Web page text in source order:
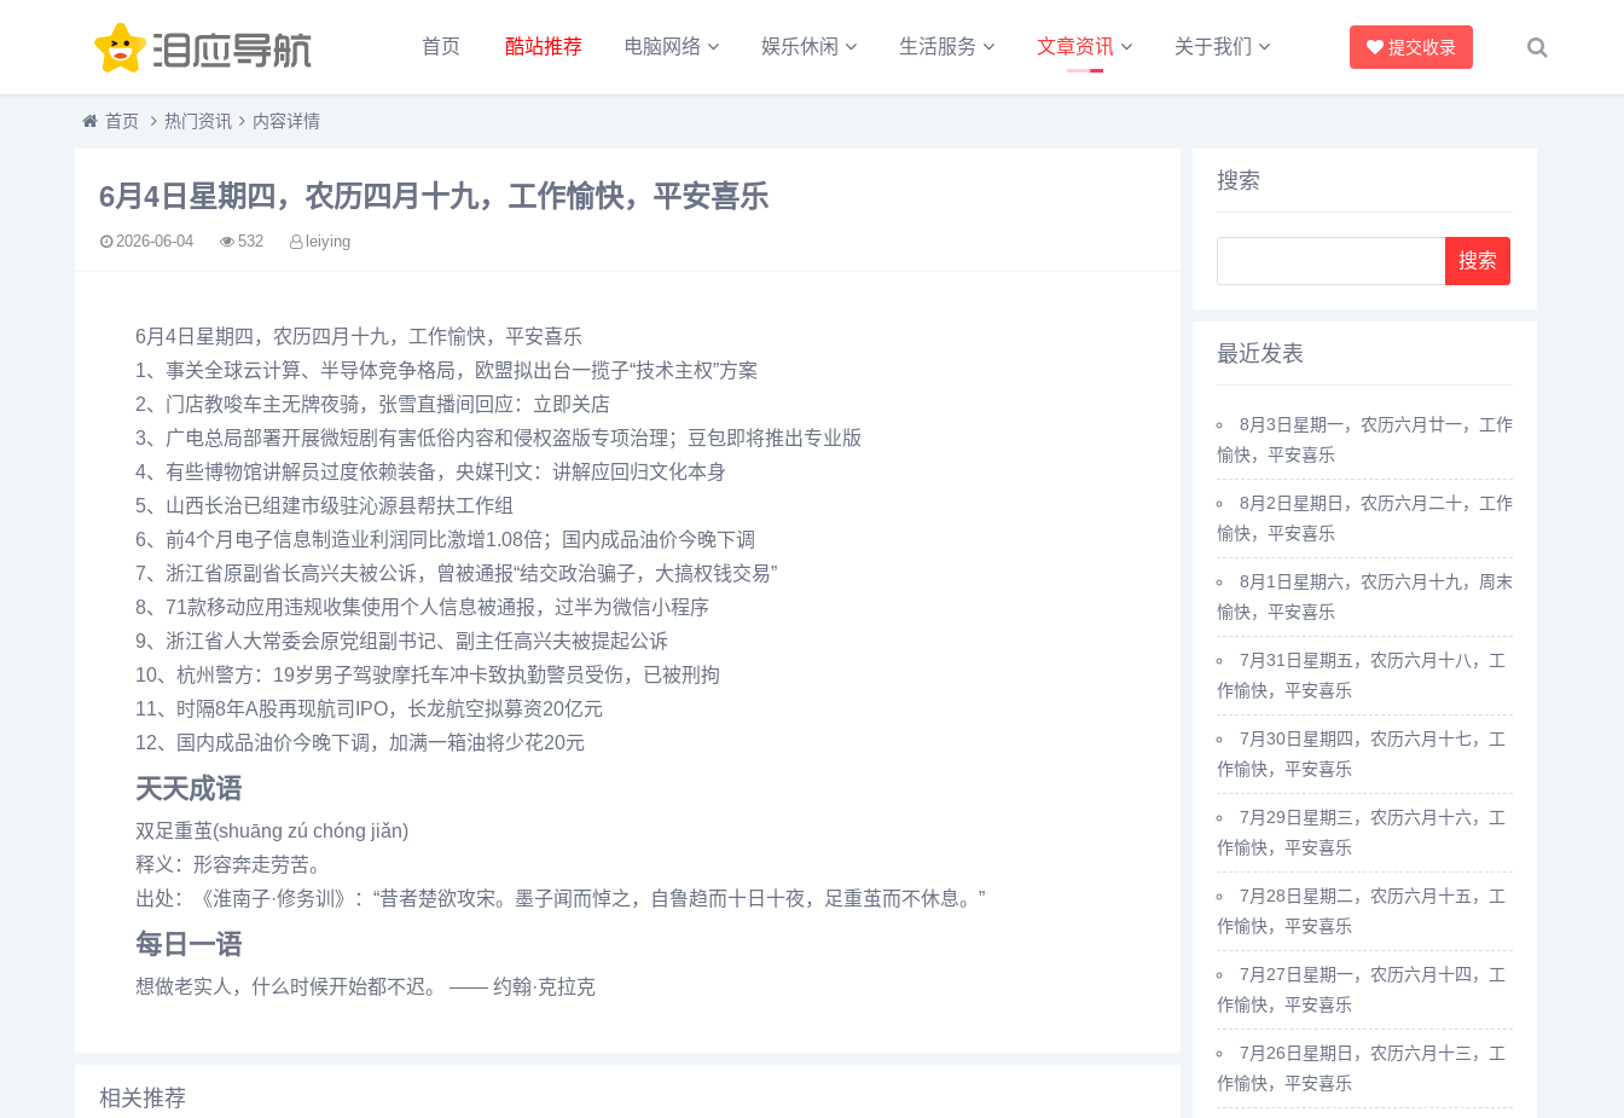
首页 酷站推荐 电脑网络 娱乐休闲 生活服务 文章资讯 关于我们 提交收录
首页 热门资讯 内容详情
6月4日星期四，农历四月十九，工作愉快，平安喜乐
2026-06-04 532 leiying
6月4日星期四，农历四月十九，工作愉快，平安喜乐
1、事关全球云计算、半导体竞争格局，欧盟拟出台一揽子“技术主权”方案
2、门店教唆车主无牌夜骑，张雪直播间回应：立即关店
3、广电总局部署开展微短剧有害低俗内容和侵权盗版专项治理；豆包即将推出专业版
4、有些博物馆讲解员过度依赖装备，央媒刊文：讲解应回归文化本身
5、山西长治已组建市级驻沁源县帮扶工作组
6、前4个月电子信息制造业利润同比激增1.08倍；国内成品油价今晚下调
7、浙江省原副省长高兴夫被公诉，曾被通报“结交政治骗子，大搞权钱交易”
8、71款移动应用违规收集使用个人信息被通报，过半为微信小程序
9、浙江省人大常委会原党组副书记、副主任高兴夫被提起公诉
10、杭州警方：19岁男子驾驶摩托车冲卡致执勤警员受伤，已被刑拘
11、时隔8年A股再现航司IPO，长龙航空拟募资20亿元
12、国内成品油价今晚下调，加满一箱油将少花20元
天天成语
双足重茧(shuāng zú chóng jiǎn)
释义：形容奔走劳苦。
出处：《淮南子·修务训》：“昔者楚欲攻宋。墨子闻而悼之，自鲁趋而十日十夜，足重茧而不休息。”
每日一语
想做老实人，什么时候开始都不迟。 —— 约翰·克拉克
相关推荐
搜索
最近发表
8月3日星期一，农历六月廿一，工作
愉快，平安喜乐
8月2日星期日，农历六月二十，工作
愉快，平安喜乐
8月1日星期六，农历六月十九，周末
愉快，平安喜乐
7月31日星期五，农历六月十八，工
作愉快，平安喜乐
7月30日星期四，农历六月十七，工
作愉快，平安喜乐
7月29日星期三，农历六月十六，工
作愉快，平安喜乐
7月28日星期二，农历六月十五，工
作愉快，平安喜乐
7月27日星期一，农历六月十四，工
作愉快，平安喜乐
7月26日星期日，农历六月十三，工
作愉快，平安喜乐